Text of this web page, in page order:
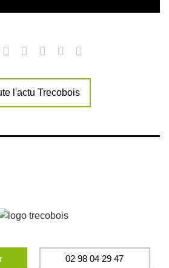
l'actu Trecobois
02 98 04 29 47